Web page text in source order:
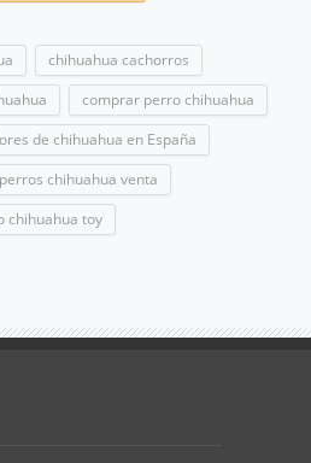
chihuahua cachorros
comprar perro chihuahua
de chihuahua en España
perros chihuahua venta
chihuahua toy